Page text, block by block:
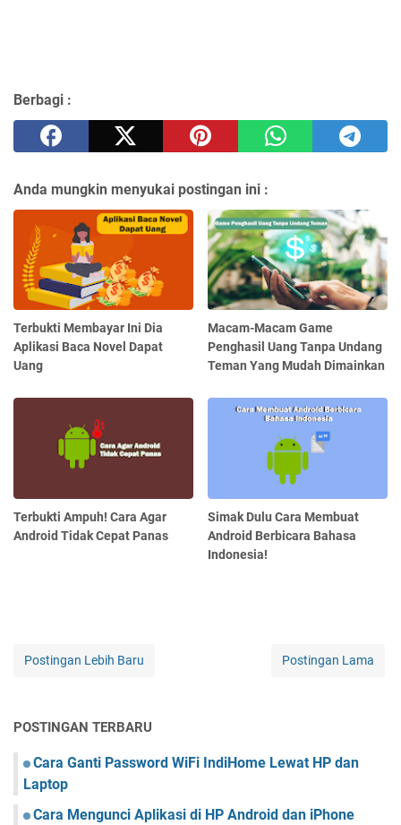
Berbagi :
Anda mungkin menyukai postingan ini :
Terbukti Membayar Ini Dia
Aplikasi Baca Novel Dapat
Uang
Macam-Macam Game
Penghasil Uang Tanpa Undang
Teman Yang Mudah Dimainkan
Terbukti Ampuh! Cara Agar
Android Tidak Cepat Panas
Simak Dulu Cara Membuat
Android Berbicara Bahasa
Indonesia!
Postingan Lebih Baru Postingan Lama
POSTINGAN TERBARU
Cara Ganti Password WiFi IndiHome Lewat HP dan
Laptop
Cara Mengunci Aplikasi di HP Android dan iPhone